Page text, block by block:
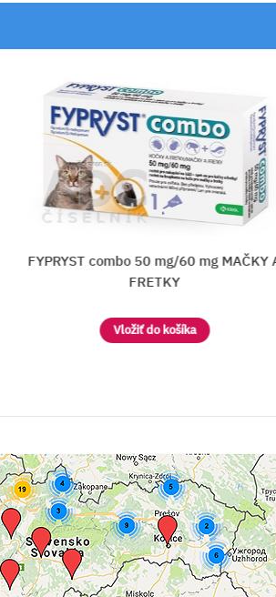
FYPRYST combo 50 mg/60 mg MAČKY A
FRETKY
Vložiť do košíka